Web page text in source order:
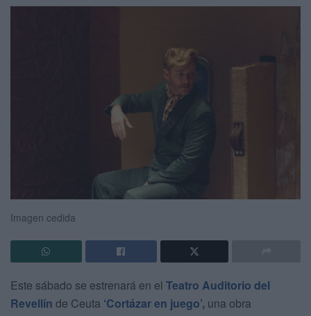
Imagen cedida
Este sábado se estrenará en el Teatro Auditorio del
Revellín de Ceuta ‘Cortázar en juego’, una obra